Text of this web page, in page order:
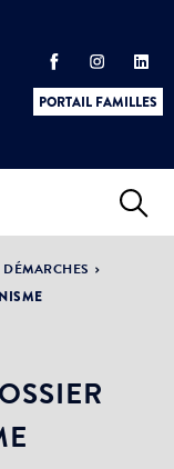
PORTAIL FAMILLES
&
DÉMARCHES